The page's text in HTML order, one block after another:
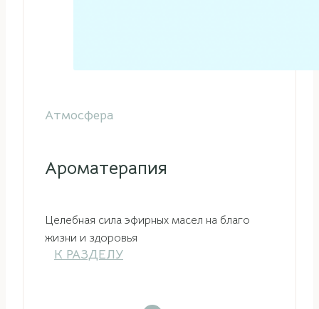
Атмосфера
Ароматерапия
Целебная сила эфирных масел на благо
жизни и здоровья
К РАЗДЕЛУ